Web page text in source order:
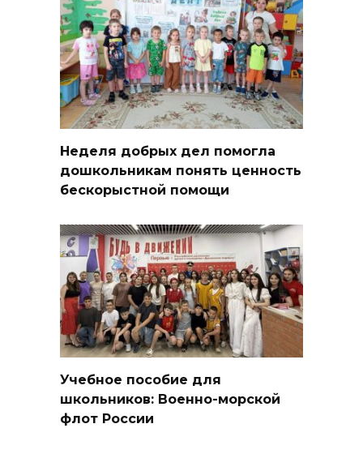
Неделя добрых дел помогла
дошкольникам понять ценность
бескорыстной помощи
Учебное пособие для
школьников: Военно-морской
флот России